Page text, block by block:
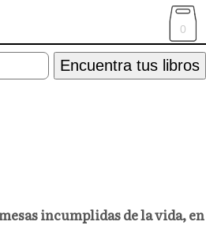
0
Encuentra tus libros
incumplidas de la vida, en